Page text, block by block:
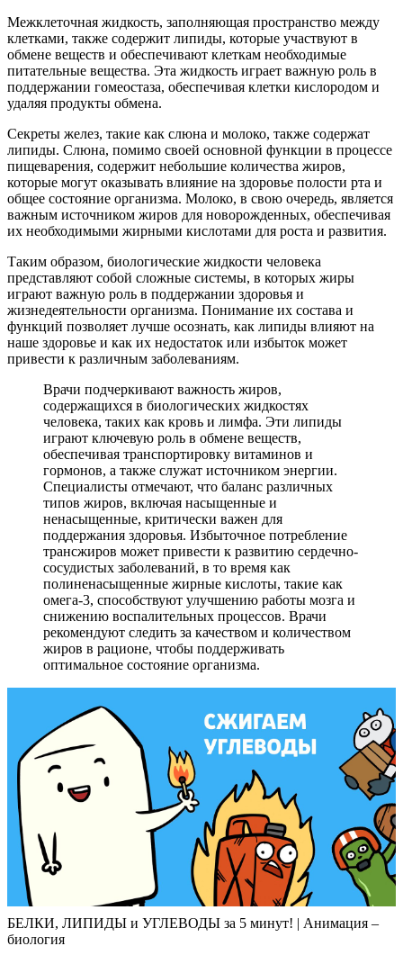
Межклеточная жидкость, заполняющая пространство между
клетками, также содержит липиды, которые участвуют в
обмене веществ и обеспечивают клеткам необходимые
питательные вещества. Эта жидкость играет важную роль в
поддержании гомеостаза, обеспечивая клетки кислородом и
удаляя продукты обмена.
Секреты желез, такие как слюна и молоко, также содержат
липиды. Слюна, помимо своей основной функции в процессе
пищеварения, содержит небольшие количества жиров,
которые могут оказывать влияние на здоровье полости рта и
общее состояние организма. Молоко, в свою очередь, является
важным источником жиров для новорожденных, обеспечивая
их необходимыми жирными кислотами для роста и развития.
Таким образом, биологические жидкости человека
представляют собой сложные системы, в которых жиры
играют важную роль в поддержании здоровья и
жизнедеятельности организма. Понимание их состава и
функций позволяет лучше осознать, как липиды влияют на
наше здоровье и как их недостаток или избыток может
привести к различным заболеваниям.
Врачи подчеркивают важность жиров,
содержащихся в биологических жидкостях
человека, таких как кровь и лимфа. Эти липиды
играют ключевую роль в обмене веществ,
обеспечивая транспортировку витаминов и
гормонов, а также служат источником энергии.
Специалисты отмечают, что баланс различных
типов жиров, включая насыщенные и
ненасыщенные, критически важен для
поддержания здоровья. Избыточное потребление
трансжиров может привести к развитию сердечно-
сосудистых заболеваний, в то время как
полиненасыщенные жирные кислоты, такие как
омега-3, способствуют улучшению работы мозга и
снижению воспалительных процессов. Врачи
рекомендуют следить за качеством и количеством
жиров в рационе, чтобы поддерживать
оптимальное состояние организма.
БЕЛКИ, ЛИПИДЫ и УГЛЕВОДЫ за 5 минут! | Анимация –
биология